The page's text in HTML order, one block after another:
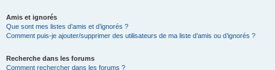
Amis et ignorés
Que sont mes listes d’amis et d’ignorés ?
Comment puis-je ajouter/supprimer des utilisateurs de ma liste d’amis ou d’ignorés ?
Recherche dans les forums
Comment rechercher dans les forums ?